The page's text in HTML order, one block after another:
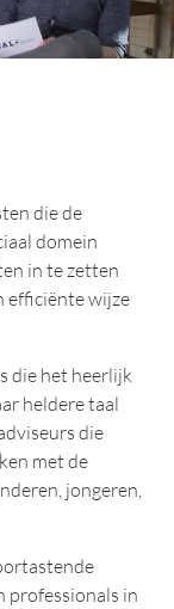
die de
domein
in te zetten
efficiënte wijze
die het heerlijk
heldere taal
die
met de
jongeren,
professionals in